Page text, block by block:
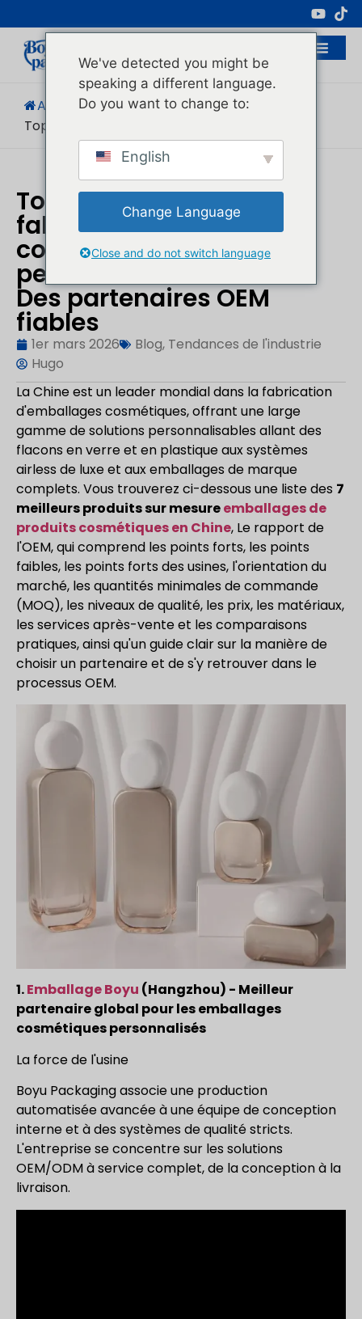
Cosmétiques
Accueil/ Blog / Tendances De L'industrie
Top 7 Des Meilleurs...
Top 7 des meilleurs
fabricants d'emballages
cosmétiques
personnalisés en Chine :
Des partenaires OEM
fiables
1er mars 2026 Blog, Tendances de l'industrie
Hugo
La Chine est un leader mondial dans la fabrication
d'emballages cosmétiques, offrant une large
gamme de solutions personnalisables allant des
flacons en verre et en plastique aux systèmes
airless de luxe et aux emballages de marque
complets. Vous trouverez ci-dessous une liste des 7
meilleurs produits sur mesureemballages de
produits cosmétiques en Chine, Le rapport de
l'OEM, qui comprend les points forts, les points
faibles, les points forts des usines, l'orientation du
marché, les quantités minimales de commande
(MOQ), les niveaux de qualité, les prix, les matériaux,
les services après-vente et les comparaisons
pratiques, ainsi qu'un guide clair sur la manière de
choisir un partenaire et de s'y retrouver dans le
processus OEM.
1.Emballage Boyu (Hangzhou) - Meilleur
partenaire global pour les emballages
cosmétiques personnalisés
La force de l'usine
Boyu Packaging associe une production
automatisée avancée à une équipe de conception
interne et à des systèmes de qualité stricts.
L'entreprise se concentre sur les solutions
OEM/ODM à service complet, de la conception à la
livraison.
We've detected you might be
speaking a different language.
Do you want to change to:
English
Change Language
Close and do not switch language